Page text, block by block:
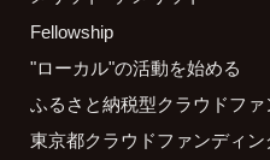
Fellowship
"ローカル"の活動を始める
ふるさと納税型クラウドフ
東京都クラウドファンディ